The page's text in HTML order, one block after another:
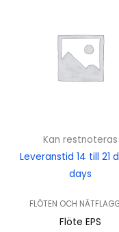
Kan restnoteras
Leveranstid 14 till 21
days
FLÖTEN OCH
Flöte EPS